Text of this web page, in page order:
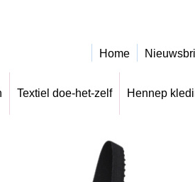
Home
Textiel doe-het-zelf Hennep